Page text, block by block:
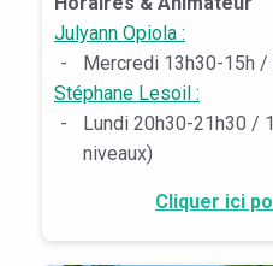
Julyann Opiola :
-
Mercredi 13h30-15h /
Stéphane Lesoil :
-
Lundi 20h30-21h30 /
niveaux)
Cliquer ici